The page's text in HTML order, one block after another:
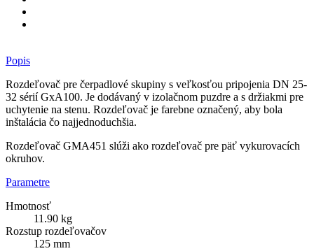
Popis
Rozdeľovač pre čerpadlové skupiny s veľkosťou pripojenia DN 25-
32 sérií GxA100. Je dodávaný v izolačnom puzdre a s držiakmi pre
uchytenie na stenu. Rozdeľovač je farebne označený, aby bola
inštalácia čo najjednoduchšia.
Rozdeľovač GMA451 slúži ako rozdeľovač pre päť vykurovacích
okruhov.
Parametre
Hmotnosť
11.90 kg
Rozstup rozdeľovačov
125 mm